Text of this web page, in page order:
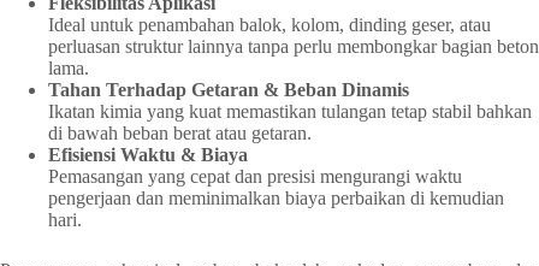
Ideal untuk penambahan balok, kolom, dinding geser, atau
perluasan struktur lainnya tanpa perlu membongkar bagian beton
lama.
Tahan Terhadap Getaran & Beban Dinamis
Ikatan kimia yang kuat memastikan tulangan tetap stabil bahkan
di bawah beban berat atau getaran.
Efisiensi Waktu & Biaya
Pemasangan yang cepat dan presisi mengurangi waktu
pengerjaan dan meminimalkan biaya perbaikan di kemudian
hari.